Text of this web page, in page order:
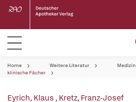
Home Weitere Literatur
Medizin
klinische Fächer
Eyrich, Klaus ,Kretz, Franz-Josef